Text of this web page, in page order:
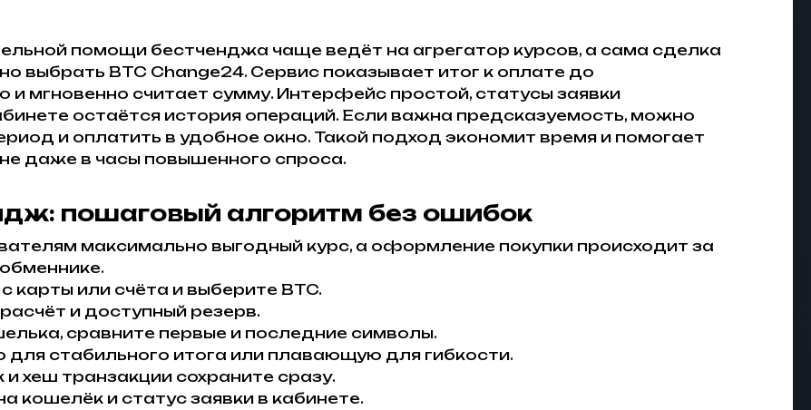
помощи бестченджа чаще ведёт на агрегатор курсов, а сама сделка
выбрать BTC Change24. Сервис показывает итог к оплате до
мгновенно считает сумму. Интерфейс простой, статусы заявки
остаётся история операций. Если важна предсказуемость, можно
и оплатить в удобное окно. Такой подход экономит время и помогает
даже в часы повышенного спроса.
пошаговый алгоритм без ошибок
максимально выгодный курс, а оформление покупки происходит за
карты или счёта и выберите BTC.
и доступный резерв.
сравните первые и последние символы.
стабильного итога или плавающую для гибкости.
хеш транзакции сохраните сразу.
кошелёк и статус заявки в кабинете.